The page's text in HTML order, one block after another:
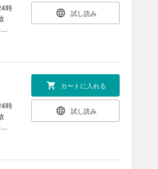
時
試し読み
時
カートに入れる
試し読み